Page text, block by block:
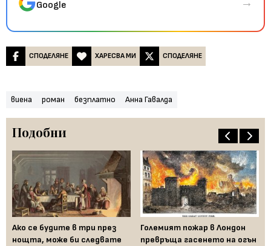
Google
→
СПОДЕЛЯНЕ ХАРЕСВА МИ СПОДЕЛЯНЕ
виена роман безплатно Анна Гавалда
Подобни
Ако се будите в три през
нощта, може би следвате
Големият пожар в Лондон
превръща гасенето на огън